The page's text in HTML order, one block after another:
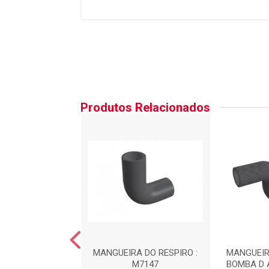
Produtos Relacionados
MANGUEIRA DO RESPIRO :
M7147
BOMBA D